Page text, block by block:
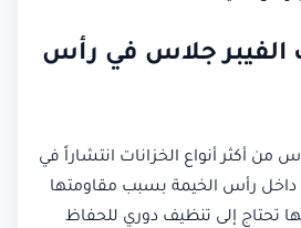
الفيبر جلاس في رأس
من أكثر أنواع الخزانات انتشاراً في
داخل رأس الخيمة بسبب مقاومتها
تحتاج إلى تنظيف دوري للحفاظ